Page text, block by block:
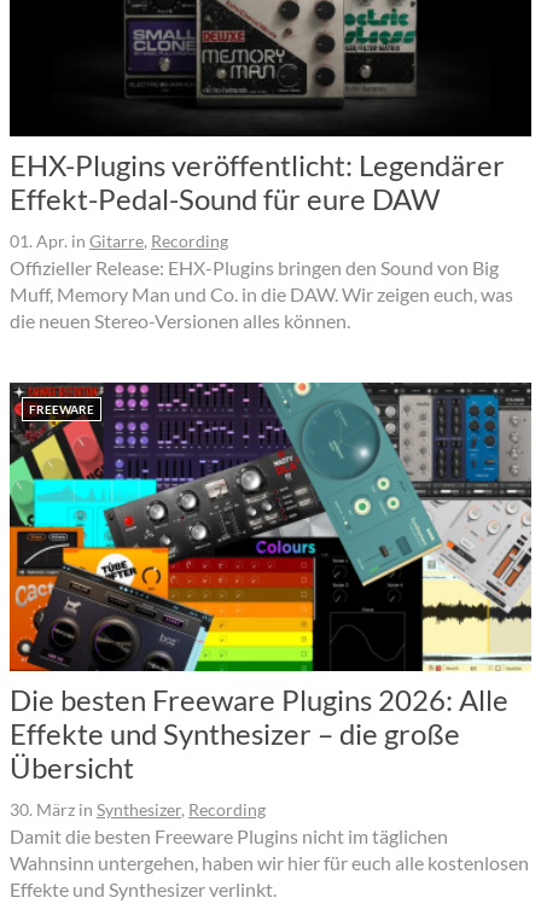
EHX-Plugins veröffentlicht: Legendärer
Effekt-Pedal-Sound für eure DAW
01. Apr. in Gitarre, Recording
Offizieller Release: EHX-Plugins bringen den Sound von Big
Muff, Memory Man und Co. in die DAW. Wir zeigen euch, was
die neuen Stereo-Versionen alles können.
FREEWARE
Die besten Freeware Plugins 2026: Alle
Effekte und Synthesizer – die große
Übersicht
30. März in Synthesizer, Recording
Damit die besten Freeware Plugins nicht im täglichen
Wahnsinn untergehen, haben wir hier für euch alle kostenlosen
Effekte und Synthesizer verlinkt.